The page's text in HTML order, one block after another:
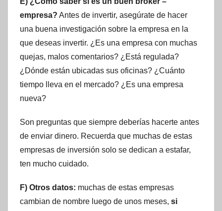
empresa? Antes de invertir, asegúrate de hacer
una buena investigación sobre la empresa en la
que deseas invertir. ¿Es una empresa con muchas
quejas, malos comentarios? ¿Está regulada?
¿Dónde están ubicadas sus oficinas? ¿Cuánto
tiempo lleva en el mercado? ¿Es una empresa
nueva?
Son preguntas que siempre deberías hacerte antes
de enviar dinero. Recuerda que muchas de estas
empresas de inversión solo se dedican a estafar,
ten mucho cuidado.
F) Otros datos: muchas de estas empresas
cambian de nombre luego de unos meses, si